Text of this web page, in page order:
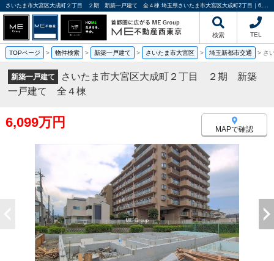
さいたま市大宮区大成町２丁目 ２期 新築一戸建て 全４棟 埼玉県さいたま市大宮区大成町2丁目｜6,099万円の新築一戸建て｜分譲住宅や新築物件｜ME不動産西東京
検索 TEL
TOPページ > 物件検索 > 新築一戸建て > さいたま市大宮区 > 埼玉新都市交通 > さ
新築一戸建て
さいたま市大宮区大成町２丁目 ２期 新築
一戸建て 全４棟
6,099万円 MAPで確認